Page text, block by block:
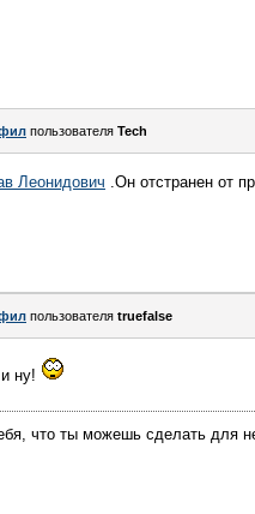
пользователя Tech
Леонидович .Он отстранен от
пользователя truefalse
ну!
что ты можешь сделать для